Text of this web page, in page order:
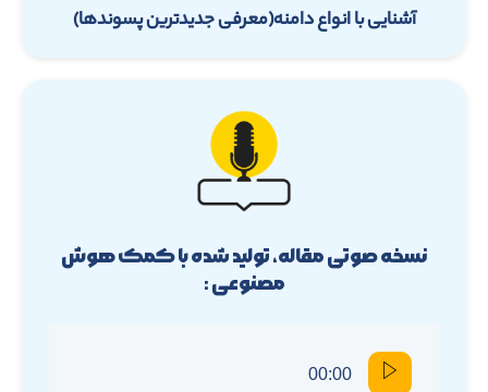
آشنایی با انواع دامنه(معرفی جدیدترین پسوندها)
نسخه صوتی مقاله، تولید شده با کمک هوش
مصنوعی :
00:00